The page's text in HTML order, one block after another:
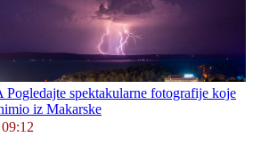
spektakularne fotografije koje
iz Makarske